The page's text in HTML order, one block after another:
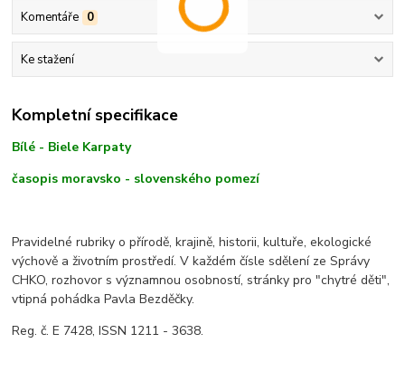
Komentáře 0
Ke stažení
Kompletní specifikace
Bílé - Biele Karpaty
časopis moravsko - slovenského pomezí
Pravidelné rubriky o přírodě, krajině, historii, kultuře, ekologické
výchově a životním prostředí. V každém čísle sdělení ze Správy
CHKO, rozhovor s významnou osobností, stránky pro "chytré děti",
vtipná pohádka Pavla Bezděčky.
Reg. č. E 7428, ISSN 1211 - 3638.